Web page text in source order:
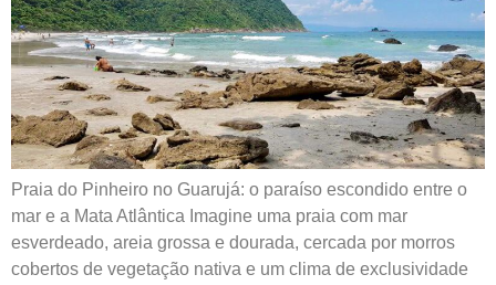
Praia do Pinheiro no Guarujá: o paraíso escondido entre o
mar e a Mata Atlântica Imagine uma praia com mar
esverdeado, areia grossa e dourada, cercada por morros
cobertos de vegetação nativa e um clima de exclusividade